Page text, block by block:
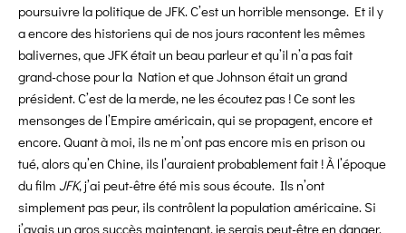
poursuivre la politique de JFK. C’est un horrible mensonge. Et il y
a encore des historiens qui de nos jours racontent les mêmes
balivernes, que JFK était un beau parleur et qu’il n’a pas fait
grand-chose pour la Nation et que Johnson était un grand
président. C’est de la merde, ne les écoutez pas ! Ce sont les
mensonges de l’Empire américain, qui se propagent, encore et
encore. Quant à moi, ils ne m’ont pas encore mis en prison ou
tué, alors qu’en Chine, ils l’auraient probablement fait ! À l’époque
du film JFK, j’ai peut-être été mis sous écoute. Ils n’ont
simplement pas peur, ils contrôlent la population américaine. Si
j’avais un gros succès maintenant, je serais peut-être en danger.